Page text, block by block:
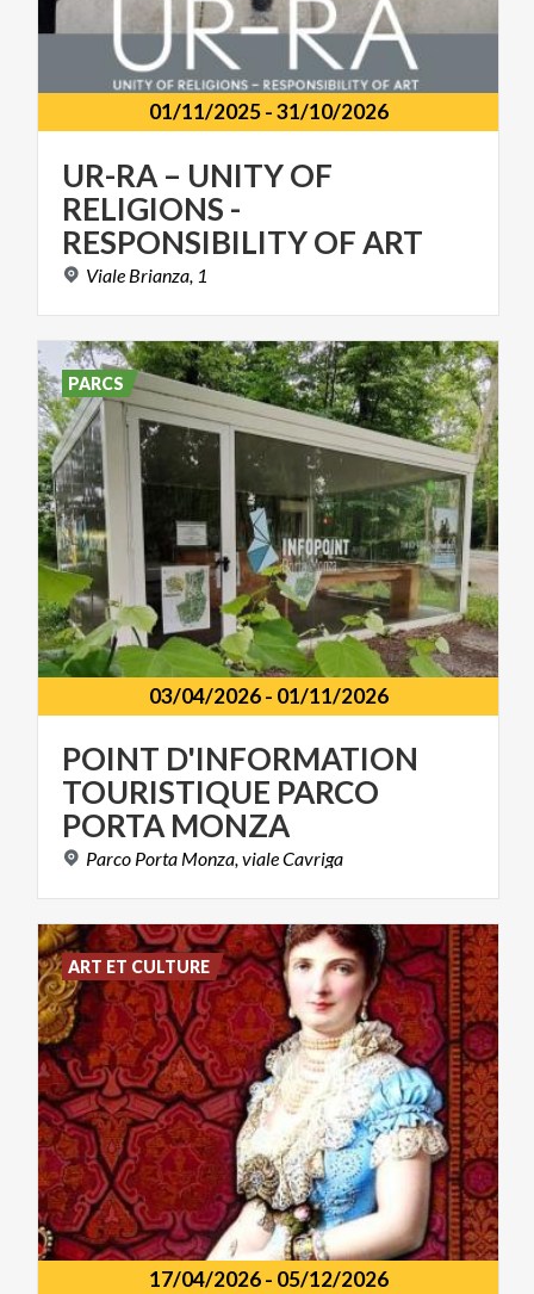
01/11/2025-31/10/2026
UR-RA – UNITY OF
RELIGIONS -
RESPONSIBILITY OF ART
Viale Brianza, 1
03/04/2026- 01/11/2026
POINT D'INFORMATION
TOURISTIQUE PARCO
PORTA MONZA
Parco Porta Monza,vialeCavriga
PARCS
17/04/2026- 05/12/2026
ART ET CULTURE